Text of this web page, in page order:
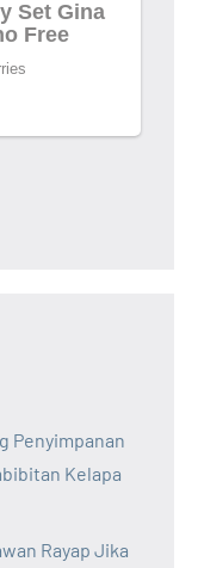
Penyimpanan
Kelapa
Rayap Jika